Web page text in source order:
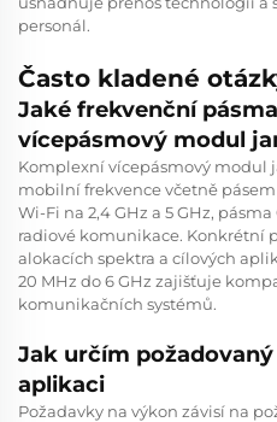
personál.
Často kladené
Jaké frekvenční
vícepásmový modul
Komplexní vícepásmový modul
mobilní frekvence včetně pásem
Wi-Fi na 2,4 GHz a 5 GHz,
radiové komunikace. Konkrétní
alokacích spektra a cílových
20 MHz do 6 GHz zajišťuje
komunikačních systémů.
Jak určím
aplikaci
Požadavky na výkon závisí na